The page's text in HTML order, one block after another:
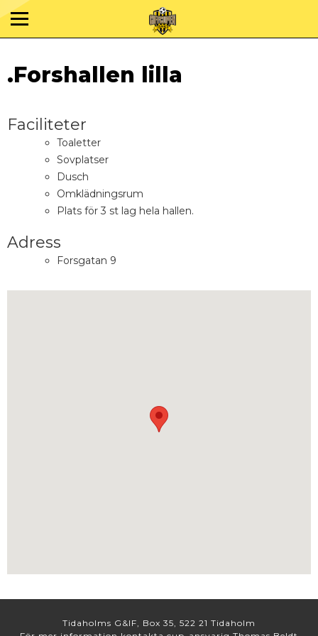
.Forshallen lilla
Faciliteter
Toaletter
Sovplatser
Dusch
Omklädningsrum
Plats för 3 st lag hela hallen.
Adress
Forsgatan 9
Tidaholms G&IF, Box 35, 522 21 Tidaholm